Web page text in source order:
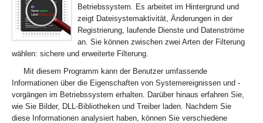
Betriebssystem. Es arbeitet im Hintergrund und
zeigt Dateisystemaktivität, Änderungen in der
Registrierung, laufende Dienste und Datenströme
an. Sie können zwischen zwei Arten der Filterung
wählen: sichere und erweiterte Filterung.
Mit diesem Programm kann der Benutzer umfassende
Informationen über die Eigenschaften von Systemereignissen und -
vorgängen im Betriebssystem erhalten. Darüber hinaus erfahren Sie,
wie Sie Bilder, DLL-Bibliotheken und Treiber laden. Nachdem Sie
diese Informationen analysiert haben, können Sie verschiedene